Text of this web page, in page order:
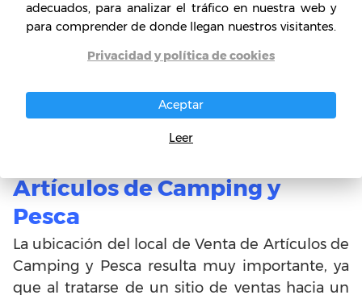
son aquellos de apertura de la empresa,
ponerle un nombre a la misma, obtener las
facturas para poder realizar las ventas y, a su
Consideraciones para Abrir
Artículos de Camping y
Pesca
La ubicación del local de Venta de Artículos de
Camping y Pesca resulta muy importante, ya
que al tratarse de un sitio de ventas hacia un
adecuados, para analizar el tráfico en nuestra web y
para comprender de donde llegan nuestros visitantes.
Privacidad y política de cookies
Aceptar
Leer